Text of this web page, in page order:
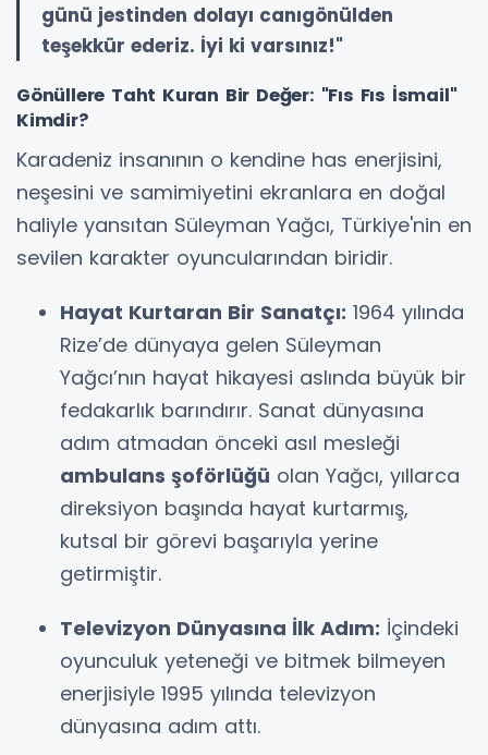
günü jestinden dolayı canıgönülden
teşekkür ederiz. İyi ki varsınız!"
Gönüllere Taht Kuran Bir Değer: "Fıs Fıs İsmail"
Kimdir?
Karadeniz insanının o kendine has enerjisini,
neşesini ve samimiyetini ekranlara en doğal
haliyle yansıtan Süleyman Yağcı, Türkiye'nin en
sevilen karakter oyuncularından biridir.
Hayat Kurtaran Bir Sanatçı: 1964 yılında
Rize’de dünyaya gelen Süleyman
Yağcı’nın hayat hikayesi aslında büyük bir
fedakarlık barındırır. Sanat dünyasına
adım atmadan önceki asıl mesleği
ambulans şoförlüğü olan Yağcı, yıllarca
direksiyon başında hayat kurtarmış,
kutsal bir görevi başarıyla yerine
getirmiştir.
Televizyon Dünyasına İlk Adım: İçindeki
oyunculuk yeteneği ve bitmek bilmeyen
enerjisiyle 1995 yılında televizyon
dünyasına adım attı.